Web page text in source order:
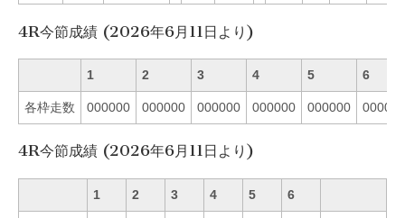
4R今節成績 (2026年6月11日より)
1 2 3 4 5 6
各枠走数 000000 000000 000000 000000 000000 000000
4R今節成績 (2026年6月11日より)
1 2 3 4 5 6